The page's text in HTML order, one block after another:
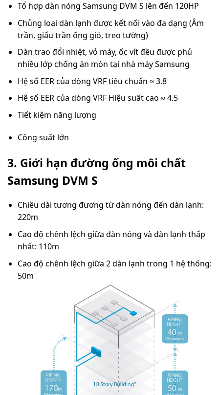
Tổ hợp dàn nóng Samsung DVM S lên đến 120HP
Chủng loại dàn lạnh được kết nối vào đa dạng (Âm
trần, giấu trần ống gió, treo tường)
Dàn trao đổi nhiệt, vỏ máy, ốc vít đều được phủ
nhiều lớp chống ăn mòn tại nhà máy Samsung
Hệ số EER của dòng VRF tiêu chuẩn ≈ 3.8
Hệ số EER của dòng VRF Hiệu suất cao ≈ 4.5
Tiết kiệm năng lượng
Công suất lớn
3. Giới hạn đường ống môi chất
Samsung DVM S
Chiều dài tương đương từ dàn nóng đến dàn lạnh:
220m
Cao độ chênh lệch giữa dàn nóng và dàn lạnh thấp
nhất: 110m
Cao độ chênh lệch giữa 2 dàn lạnh trong 1 hệ thống:
50m